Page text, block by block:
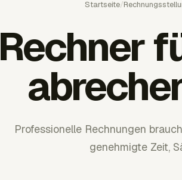
Startseite/
Rechner
Professionelle Rechnungen
genehmigte Zeit,